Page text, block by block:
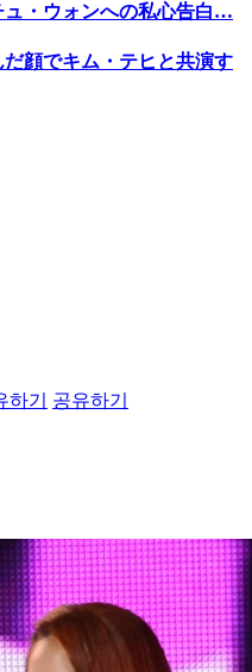
ュ・ウォンへの私心告白…
顔でキム・テヒと共演す
하기
공유하기